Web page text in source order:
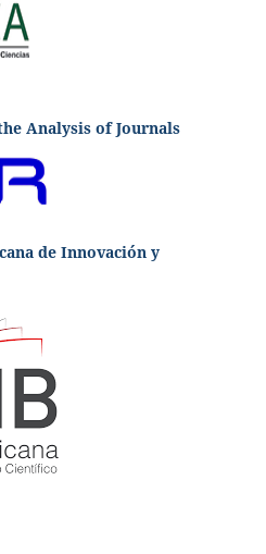
Analysis of Journals
de Innovación y